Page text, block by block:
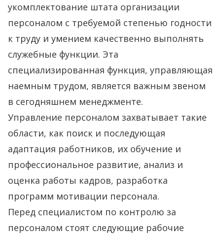
укомплектование штата организации
персоналом с требуемой степенью годности
к труду и умением качественно выполнять
служебные функции. Эта
специализированная функция, управляющая
наемным трудом, является важным звеном
в сегодняшнем менеджменте.
Управление персоналом захватывает такие
области, как поиск и последующая
адаптация работников, их обучение и
профессиональное развитие, анализ и
оценка работы кадров, разработка
программ мотивации персонала.
Перед специалистом по контролю за
персоналом стоят следующие рабочие